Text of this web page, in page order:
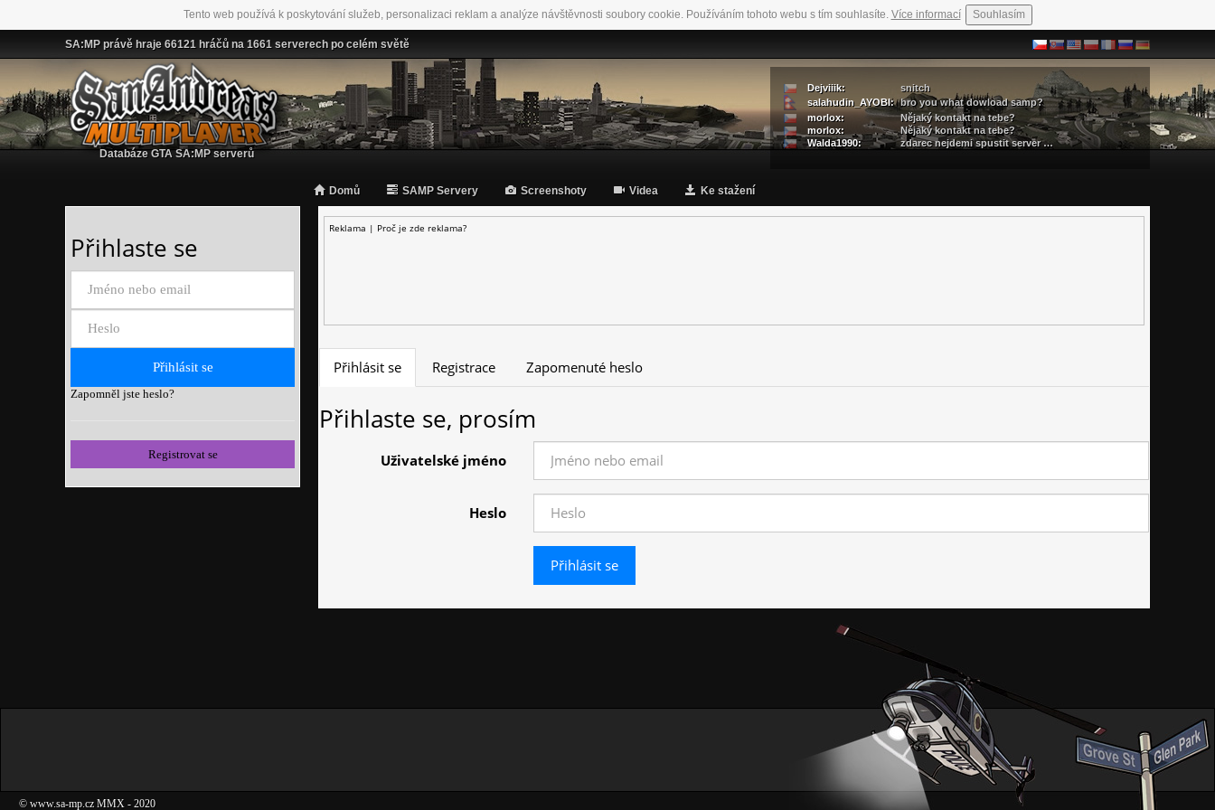
Tento web používá k poskytování služeb, personalizaci reklam a analýze návštěvnosti soubory cookie. Používáním tohoto webu s tím souhlasíte. Více informací Souhlasím
SA:MP právě hraje 66121 hráčů na 1661 serverech po celém světě
Databáze GTA SA:MP serverů
Dejviiik:
snitch
salahudin_AYOBI: bro you what dowload samp?
morlox:
Nějaký kontakt na tebe?
morlox:
Nějaký kontakt na tebe?
Walda1990:
zdarec nejdemi spustit server …
Domů SAMP Servery Screenshoty Videa Ke stažení
Reklama | Proč je zde reklama?
Přihlásit se Registrace Zapomenuté heslo
Přihlaste se, prosím
Uživatelské jméno
Heslo
Přihlaste se
Zapomněl jste heslo?
Registrovat se
© www.sa-mp.cz MMX - 2020